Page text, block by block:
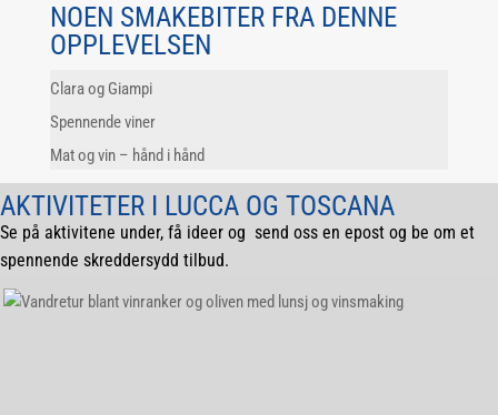
NOEN SMAKEBITER FRA DENNE
OPPLEVELSEN
Clara og Giampi
Spennende viner
Mat og vin – hånd i hånd
AKTIVITETER I LUCCA OG TOSCANA
Se på aktivitene under, få ideer og send oss en epost og be om et
spennende skreddersydd tilbud.